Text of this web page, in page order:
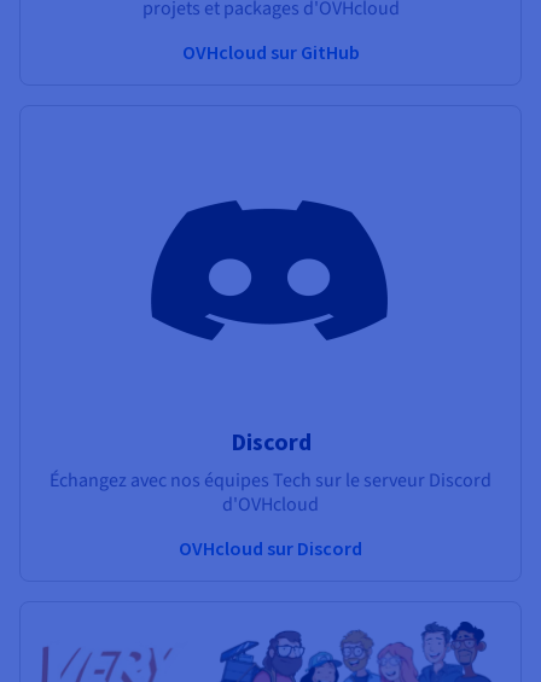
projets et packages d'OVHcloud
OVHcloud sur GitHub
Discord
Échangez avec nos équipes Tech sur le serveur Discord
d'OVHcloud
OVHcloud sur Discord